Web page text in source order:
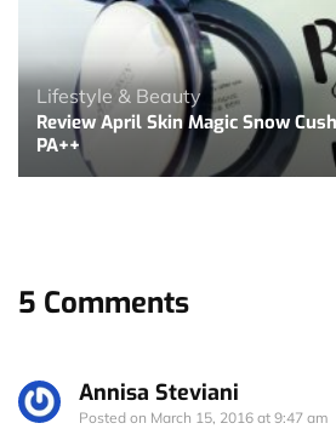
Lifestyle & Beauty
Review April Skin Magic Snow
PA++
5 Comments
Annisa Steviani
Posted on March 15, 2016 at 9:47 am